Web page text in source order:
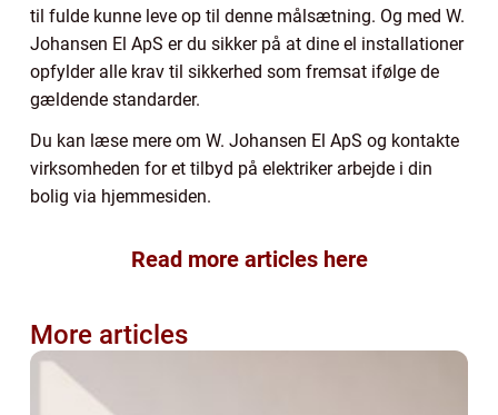
til fulde kunne leve op til denne målsætning. Og med W.
Johansen El ApS er du sikker på at dine el installationer
opfylder alle krav til sikkerhed som fremsat ifølge de
gældende standarder.
Du kan læse mere om W. Johansen El ApS og kontakte
virksomheden for et tilbyd på elektriker arbejde i din
bolig via hjemmesiden.
Read more articles here
More articles